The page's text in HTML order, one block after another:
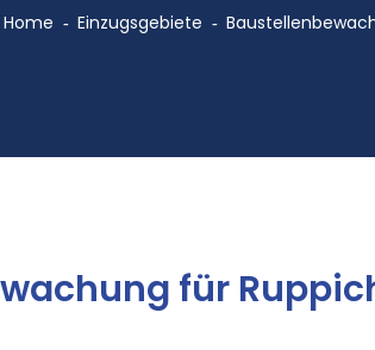
Home Einzugsgebiete
für